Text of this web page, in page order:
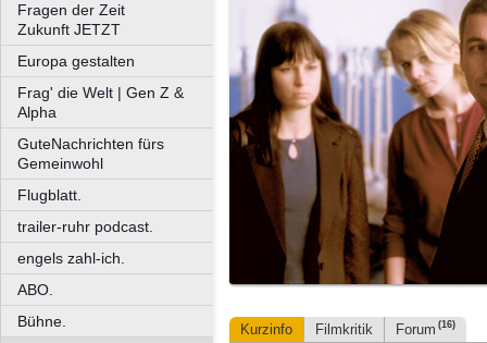
Fragen der Zeit
Zukunft JETZT
Europa gestalten
Frag' die Welt | Gen Z &
Alpha
GuteNachrichten fürs
Gemeinwohl
Flugblatt.
trailer-ruhr podcast.
engels zahl-ich.
ABO.
Bühne.
Kurzinfo Filmkritik Forum (16)